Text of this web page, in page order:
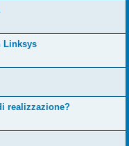
Linksys
realizzazione?